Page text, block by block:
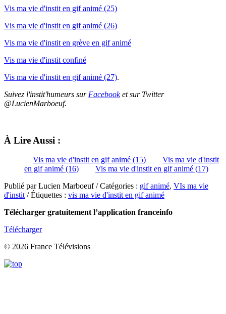
Vis ma vie d'instit en gif animé (25)
Vis ma vie d'instit en gif animé (26)
Vis ma vie d'instit en grève en gif animé
Vis ma vie d'instit confiné
Vis ma vie d'instit en gif animé (27).
Suivez l'instit'humeurs sur Facebooket sur Twitter
@LucienMarboeuf.
À Lire Aussi :
Vis ma vie d'instit en gif animé (15)
Vis ma vie d'instit
en gif animé (16)
Vis ma vie d'instit en gif animé (17)
Publié par Lucien Marboeuf / Catégories : gif animé, VIs ma vie
d'instit/ Étiquettes : vis ma vie d'instit en gif animé
Télécharger gratuitement l’application franceinfo
Télécharger
© 2026 France Télévisions